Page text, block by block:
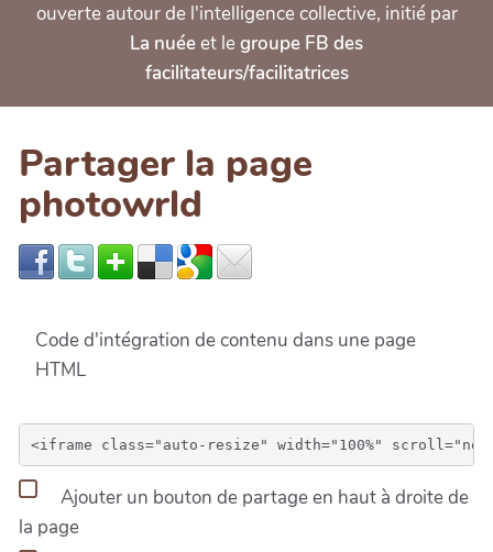
ouverte autour de l'intelligence collective, initié par
La nuéeet legroupe FB des
facilitateurs/facilitatrices
Partager la page
photowrld
Code d'intégration de contenu dans une page
HTML
Ajouter un bouton de partage en haut à droite de
la page